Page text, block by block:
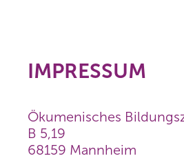
IMPRESSUM
Ökumenisches
B 5,19
68159 Mannheim